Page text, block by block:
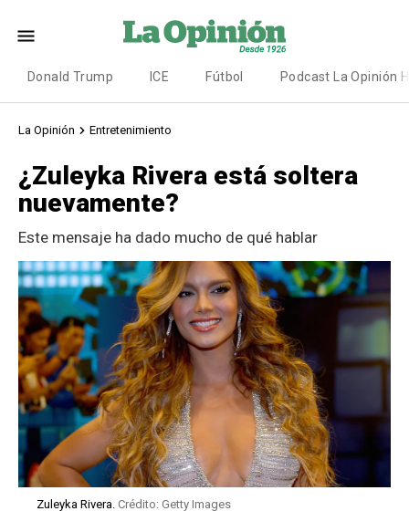
Donald Trump ICE Fútbol Podcast La Opinión
La Opinión Entretenimiento
¿Zuleyka Rivera está soltera
nuevamente?
Este mensaje ha dado mucho de qué hablar
Zuleyka Rivera. Crédito: Getty Images